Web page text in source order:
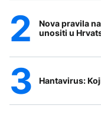
Nova pravila
unositi u
Hantavirus: